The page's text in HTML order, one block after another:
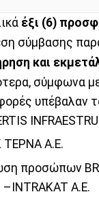
έξι (6)
σύμβασης
και
σύμφωνα
υπέβαλαν
ΤΕΡΝΑ Α.Ε.
προσώπων
–INTRAKAT A.E.